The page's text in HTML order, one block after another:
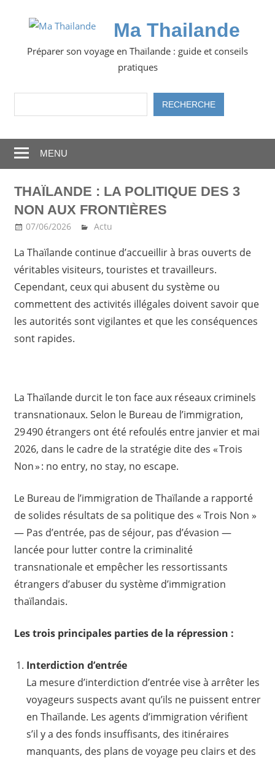
Ma Thailande
Préparer son voyage en Thaïlande : guide et conseils
pratiques
RechercherRECHERCHE
MENU
THAÏLANDE : LA POLITIQUE DES 3
NON AUX FRONTIÈRES
07/06/2026 Ma Thailande
Actu
La Thaïlande continue d’accueillir à bras ouverts de
véritables visiteurs, touristes et travailleurs.
Cependant, ceux qui abusent du système ou
commettent des activités illégales doivent savoir que
les autorités sont vigilantes et que les conséquences
sont rapides.
La Thaïlande durcit le ton face aux réseaux criminels
transnationaux. Selon le Bureau de l’immigration,
29 490 étrangers ont été refoulés entre janvier et mai
2026, dans le cadre de la stratégie dite des « Trois
Non » : no entry, no stay, no escape.
Le Bureau de l’immigration de Thaïlande a rapporté
de solides résultats de sa politique des « Trois Non »
— Pas d’entrée, pas de séjour, pas d’évasion —
lancée pour lutter contre la criminalité
transnationale et empêcher les ressortissants
étrangers d’abuser du système d’immigration
thaïlandais.
Les trois principales parties de la répression :
Interdiction d’entrée
La mesure d’interdiction d’entrée vise à arrêter les
voyageurs suspects avant qu’ils ne puissent entrer
en Thaïlande. Les agents d’immigration vérifient
s’il y a des fonds insuffisants, des itinéraires
manquants, des plans de voyage peu clairs et des